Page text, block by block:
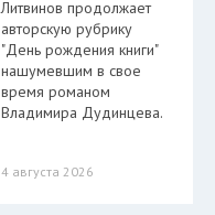
Литвинов продолжает
авторскую рубрику
"День рождения книги"
нашумевшим в свое
время романом
Владимира Дудинцева.
4 августа 2026